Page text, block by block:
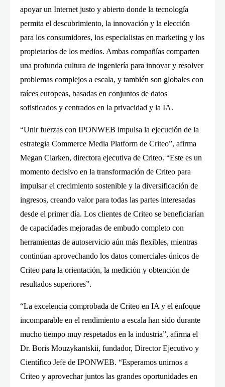
apoyar un Internet justo y abierto donde la tecnología
permita el descubrimiento, la innovación y la elección
para los consumidores, los especialistas en marketing y los
propietarios de los medios. Ambas compañías comparten
una profunda cultura de ingeniería para innovar y resolver
problemas complejos a escala, y también son globales con
raíces europeas, basadas en conjuntos de datos
sofisticados y centrados en la privacidad y la IA.
“Unir fuerzas con IPONWEB impulsa la ejecución de la
estrategia Commerce Media Platform de Criteo”, afirma
Megan Clarken, directora ejecutiva de Criteo. “Este es un
momento decisivo en la transformación de Criteo para
impulsar el crecimiento sostenible y la diversificación de
ingresos, creando valor para todas las partes interesadas
desde el primer día. Los clientes de Criteo se beneficiarían
de capacidades mejoradas de embudo completo con
herramientas de autoservicio aún más flexibles, mientras
continúan aprovechando los datos comerciales únicos de
Criteo para la orientación, la medición y obtención de
resultados superiores”.
“La excelencia comprobada de Criteo en IA y el enfoque
incomparable en el rendimiento a escala han sido durante
mucho tiempo muy respetados en la industria”, afirma el
Dr. Boris Mouzykantskii, fundador, Director Ejecutivo y
Científico Jefe de IPONWEB. “Esperamos unirnos a
Criteo y aprovechar juntos las grandes oportunidades en